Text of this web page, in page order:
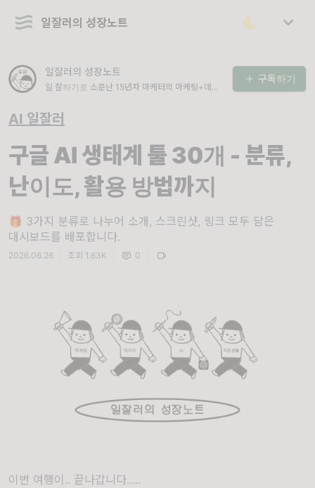
일잘러의 성장노트
일잘러의 성장노트
일 잘하기로 소문난 15년차 마케터의 마케팅+데이
강의/컨설팅 문의: seulki.kang@kakao.com
구독하기
AI 일잘러
구글 AI 생태계 툴 30개 - 분류,
난이도, 활용 방법까지
🎁 3가지 분류로 나누어 소개, 스크린샷, 링크 모두 담은
대시보드를 배포합니다.
2026.06.26 조회 1.63K 0
이번 여행이.. 끝나갑니다.....